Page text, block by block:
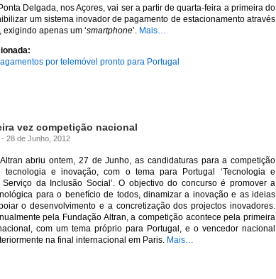
Delgada, nos Açores, vai ser a partir de quarta-feira a primeira do
um sistema inovador de pagamento de estacionamento através
apenas um ‘smartphone’. Mais…
por telemóvel pronto para Portugal
vez competição nacional
28 de Junho, 2012
abriu ontem, 27 de Junho, as candidaturas para a competição
tecnologia e inovação, com o tema para Portugal ‘Tecnologia e
Serviço da Inclusão Social’. O objectivo do concurso é promover a
para o benefício de todos, dinamizar a inovação e as ideias
o desenvolvimento e a concretização dos projectos inovadores.
pela Fundação Altran, a competição acontece pela primeira
com um tema próprio para Portugal, e o vencedor nacional
na final internacional em Paris. Mais…